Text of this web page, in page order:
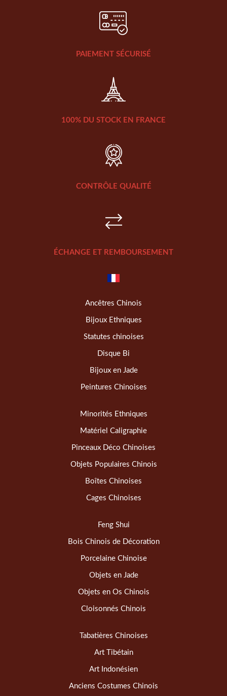
PAIEMENT SÉCURISÉ
100% DU STOCK EN FRANCE
CONTRÔLE QUALITÉ
ÉCHANGE ET REMBOURSEMENT
Ancêtres Chinois
Bijoux Ethniques
Statutes chinoises
Disque Bi
Bijoux en Jade
Peintures Chinoises
Minorités Ethniques
Matériel Caligraphie
Pinceaux Déco Chinoises
Objets Populaires Chinois
Boîtes Chinoises
Cages Chinoises
Feng Shui
Bois Chinois de Décoration
Porcelaine Chinoise
Objets en Jade
Objets en Os Chinois
Cloisonnés Chinois
Tabatières Chinoises
Art Tibétain
Art Indonésien
Anciens Costumes Chinois